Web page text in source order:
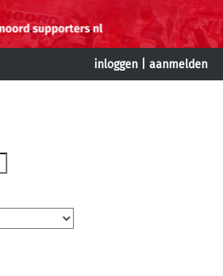
inloggen aanmelden